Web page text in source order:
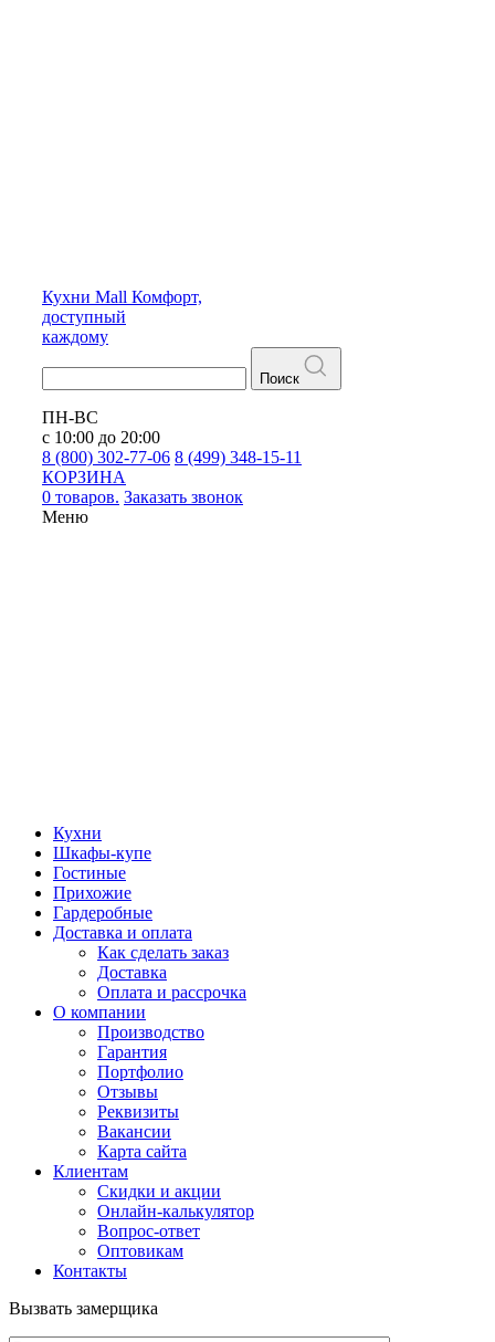
Кухни Mall Комфорт,
доступный
каждому
Поиск
ПН-ВС
с 10:00 до 20:00
8 (800) 302-77-06 8 (499) 348-15-11
КОРЗИНА
0 товаров. Заказать звонок
Меню
Кухни
Шкафы-купе
Гостиные
Прихожие
Гардеробные
Доставка и оплата
Как сделать заказ
Доставка
Оплата и рассрочка
О компании
Производство
Гарантия
Портфолио
Отзывы
Реквизиты
Вакансии
Карта сайта
Клиентам
Скидки и акции
Онлайн-калькулятор
Вопрос-ответ
Оптовикам
Контакты
Вызвать замерщика